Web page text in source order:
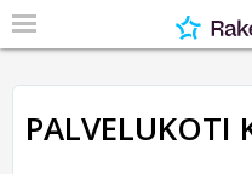
PALVELUKOTI